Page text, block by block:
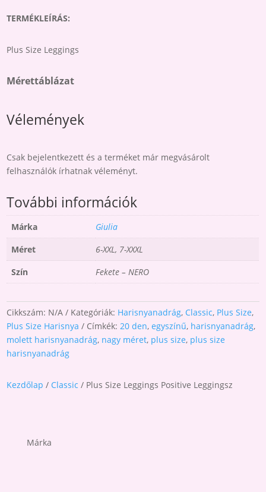
TERMÉKLEÍRÁS:
Plus Size Leggings
Mérettáblázat
Vélemények
Csak bejelentkezett és a terméket már megvásárolt
felhasználók írhatnak véleményt.
További információk
Márka
Giulia
Méret
6-XXL, 7-XXXL
Szín
Fekete – NERO
Cikkszám: N/A Kategóriák: Harisnyanadrág, Classic, Plus Size,
Plus Size Harisnya
Címkék:20 den,egyszínű, harisnyanadrág,
molett harisnyanadrág, nagy méret, plus size, plus size
harisnyanadrág
Kezdőlap / Classic / Plus Size Leggings Positive Leggingsz
Márka